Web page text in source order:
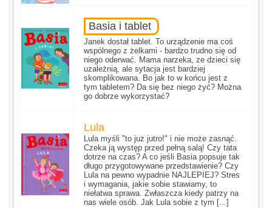
Basia i tablet
Janek dostał tablet. To urządzenie ma coś
wspólnego z żelkami - bardzo trudno się od
niego oderwać. Mama narzeka, ze dzieci się
uzależnią, ale sytacja jest bardziej
skomplikowana. Bo jak to w końcu jest z
tym tabletem? Da się bez niego żyć? Można
go dobrze wykorzystać?
Lula
Lula myśli "to już jutro!" i nie może zasnąć.
Czeka ją występ przed pełną salą! Czy tata
dotrze na czas? A co jeśli Basia popsuje tak
długo przygotowywane przedstawienie? Czy
Lula na pewno wypadnie NAJLEPIEJ? Stres
i wymagania, jakie sobie stawiamy, to
niełatwa sprawa. Zwłaszcza kiedy patrzy na
nas wiele osób. Jak Lula sobie z tym [...]